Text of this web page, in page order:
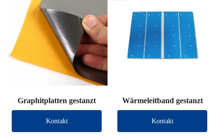
Graphitplatten gestanzt
Kontakt
Wärmeleitband gestanzt
Kontakt